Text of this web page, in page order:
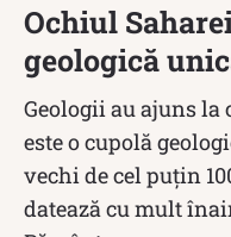
Ochiul
geologică
Geologii au ajuns la
este o cupolă
vechi de cel puțin
datează cu mult